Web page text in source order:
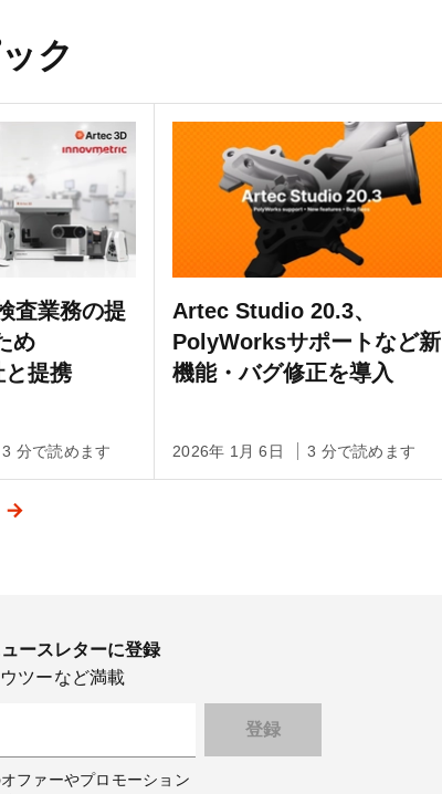
ク
査業務の提
め
提携
3 分で読めます
Artec Studio 20.3、
PolyWorksサポートなど新
機能・バグ修正を導入
2026年 1月 6日 3 分で読めます
ースレターに登録
ツーなど満載
ファーやプロモーション